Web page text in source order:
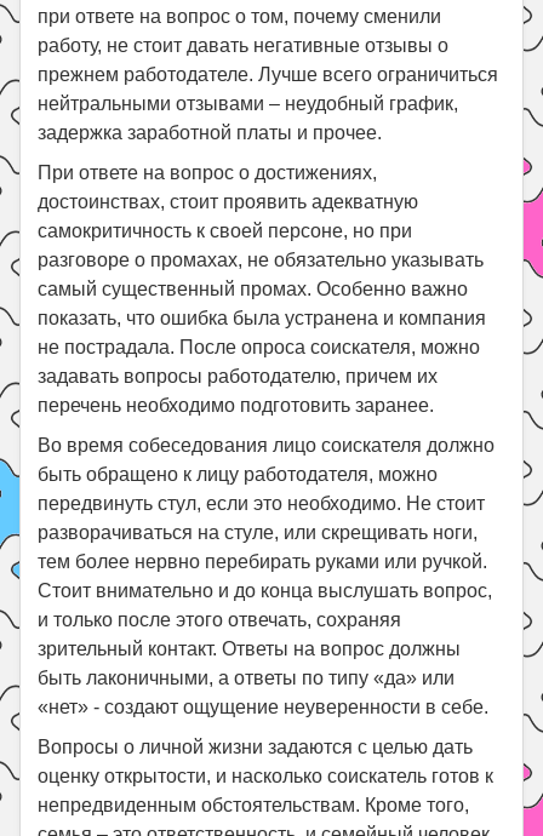
при ответе на вопрос о том, почему сменили
работу, не стоит давать негативные отзывы о
прежнем работодателе. Лучше всего ограничиться
нейтральными отзывами – неудобный график,
задержка заработной платы и прочее.
При ответе на вопрос о достижениях,
достоинствах, стоит проявить адекватную
самокритичность к своей персоне, но при
разговоре о промахах, не обязательно указывать
самый существенный промах. Особенно важно
показать, что ошибка была устранена и компания
не пострадала. После опроса соискателя, можно
задавать вопросы работодателю, причем их
перечень необходимо подготовить заранее.
Во время собеседования лицо соискателя должно
быть обращено к лицу работодателя, можно
передвинуть стул, если это необходимо. Не стоит
разворачиваться на стуле, или скрещивать ноги,
тем более нервно перебирать руками или ручкой.
Стоит внимательно и до конца выслушать вопрос,
и только после этого отвечать, сохраняя
зрительный контакт. Ответы на вопрос должны
быть лаконичными, а ответы по типу «да» или
«нет» - создают ощущение неуверенности в себе.
Вопросы о личной жизни задаются с целью дать
оценку открытости, и насколько соискатель готов к
непредвиденным обстоятельствам. Кроме того,